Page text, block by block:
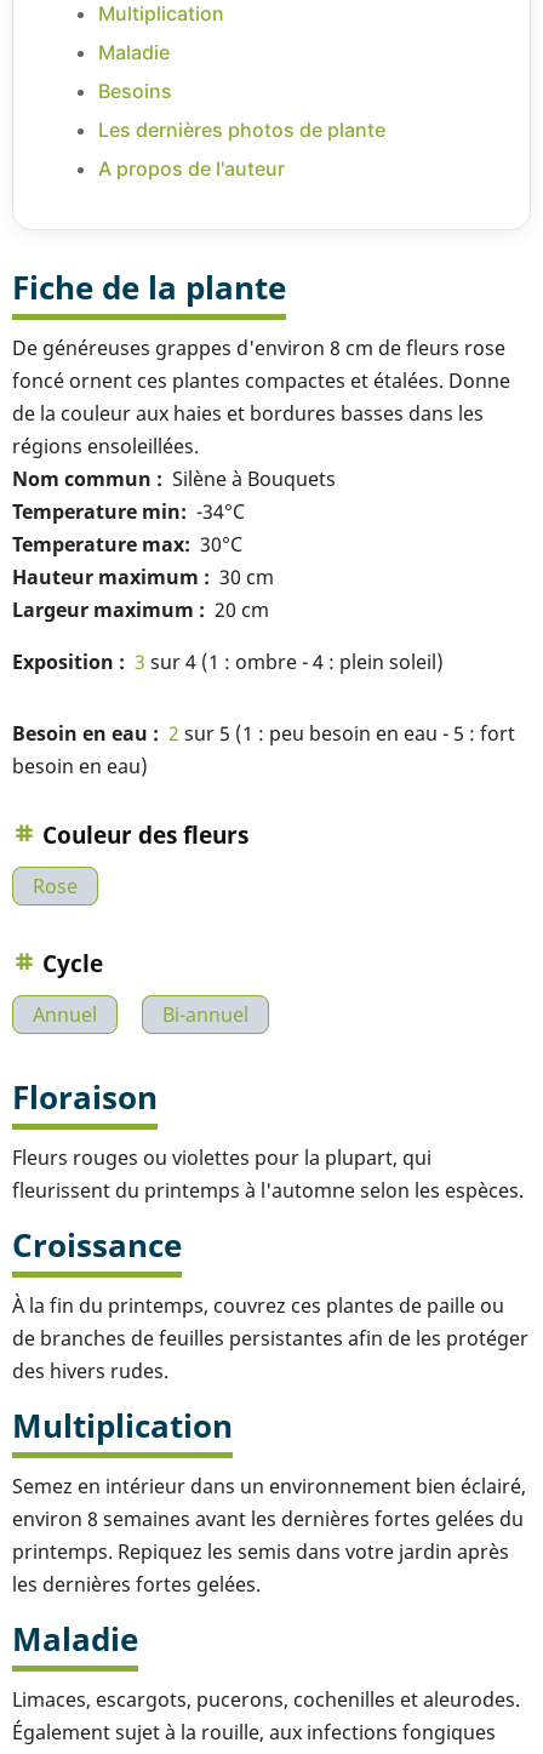
Multiplication
Maladie
Besoins
Les dernières photos de plante
A propos de l'auteur
Fiche de la plante
De généreuses grappes d'environ 8 cm de fleurs rose
foncé ornent ces plantes compactes et étalées. Donne
de la couleur aux haies et bordures basses dans les
régions ensoleillées.
Nom commun
Silène à Bouquets
Temperature min
-34°C
Temperature max 30°C
Hauteur maximum
30 cm
Largeur maximum
20 cm
Exposition
3 sur 4 (1 : ombre - 4 : plein soleil)
Besoin en eau 2 sur 5 (1 : peu besoin en eau - 5 : fort
besoin en eau)
Couleur des fleurs
Rose
Cycle
Annuel Bi-annuel
Floraison
Fleurs rouges ou violettes pour la plupart, qui
fleurissent du printemps à l'automne selon les espèces.
Croissance
À la fin du printemps, couvrez ces plantes de paille ou
de branches de feuilles persistantes afin de les protéger
des hivers rudes.
Multiplication
Semez en intérieur dans un environnement bien éclairé,
environ 8 semaines avant les dernières fortes gelées du
printemps. Repiquez les semis dans votre jardin après
les dernières fortes gelées.
Maladie
Limaces, escargots, pucerons, cochenilles et aleurodes.
Également sujet à la rouille, aux infections fongiques